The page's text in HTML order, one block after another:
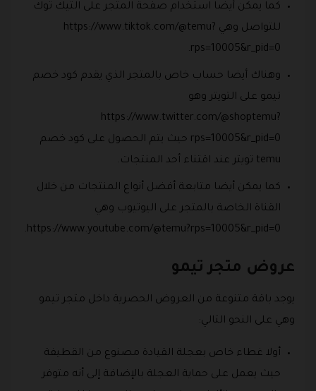
كما يمكن أيضا استخدام صفحة المتجر على التيك توك
للتواصل وهي https://www.tiktok.com/@temu?
rps=10005&r_pid=0.
وهناك أيضا حساب خاص بالمتجر الذي يقدم كود خصم
تيمو على التويتر وهو
https://www.twitter.com/@shoptemu?
rps=10005&r_pid=0 حيث يتم الحصول على كود خصم
temu تويتر عند اقتناء أحد المنتجات.
كما يمكن أيضا متابعة أفضل أنواع المنتجات من خلال
القناة الخاصة بالمتجر على اليوتيوب وهي
https://www.youtube.com/@temu?rps=10005&r_pid=0.
عروض متجر تيمو
يوجد باقة متنوعة من العروض الحصرية داخل متجر تيمو
وهي على النحو التالي:
أولا غطاء خاص بعجلة القيادة مصنوع من القطيفة
حيث يعمل على حماية العجلة بالإضافة إلى أنه متوفر